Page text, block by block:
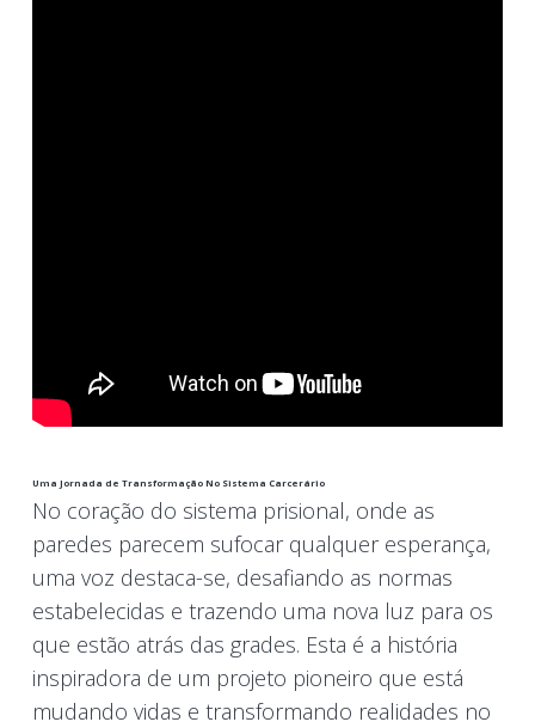
Uma Jornada de Transformação No Sistema Carcerário
No coração do sistema prisional, onde as
paredes parecem sufocar qualquer esperança,
uma voz destaca-se, desafiando as normas
estabelecidas e trazendo uma nova luz para os
que estão atrás das grades. Esta é a história
inspiradora de um projeto pioneiro que está
mudando vidas e transformando realidades no